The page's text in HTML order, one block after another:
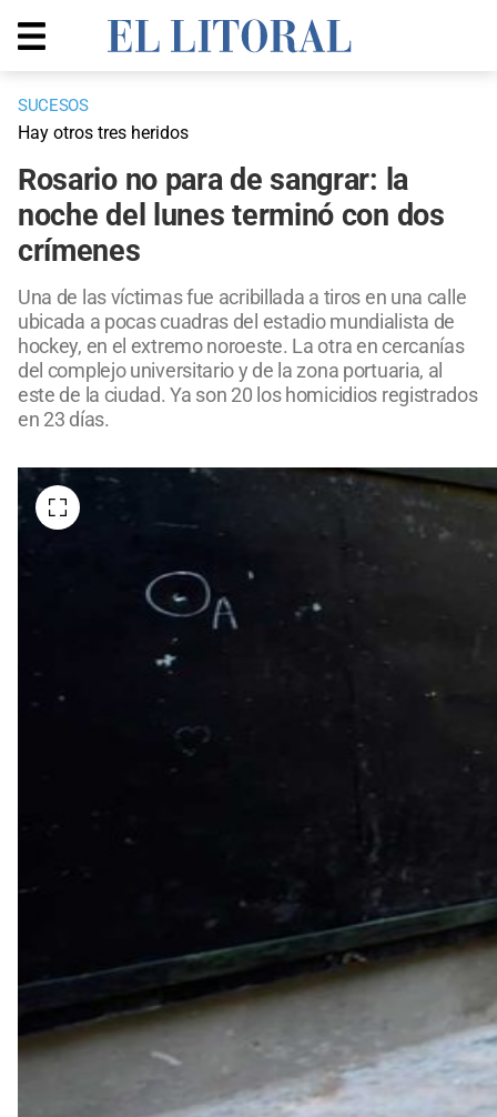
SUCESOS
Hay otros tres heridos
Rosario no para de sangrar: la
noche del lunes terminó con dos
crímenes
Una de las víctimas fue acribillada a tiros en una calle
ubicada a pocas cuadras del estadio mundialista de
hockey, en el extremo noroeste. La otra en cercanías
del complejo universitario y de la zona portuaria, al
este de la ciudad. Ya son 20 los homicidios registrados
en 23 días.